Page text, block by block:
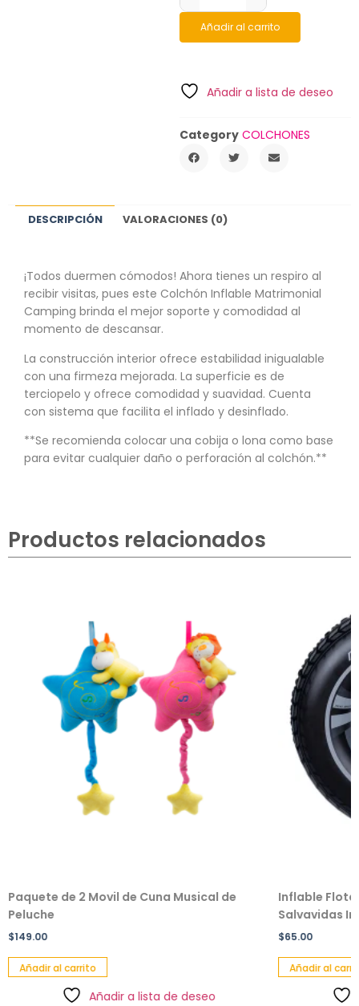
Añadir al carrito
Añadir a lista de deseo
Category COLCHONES
DESCRIPCIÓN VALORACIONES (0)
¡Todos duermen cómodos! Ahora tienes un respiro al
recibir visitas, pues este Colchón Inflable Matrimonial
Camping brinda el mejor soporte y comodidad al
momento de descansar.
La construcción interior ofrece estabilidad inigualable
con una firmeza mejorada. La superficie es de
terciopelo y ofrece comodidad y suavidad. Cuenta
con sistema que facilita el inflado y desinflado.
**Se recomienda colocar una cobija o lona como base
para evitar cualquier daño o perforación al colchón.**
Productos relacionados
Paquete de 2 Movil de Cuna Musical de
Peluche
$149.00
Añadir al carrito
Añadir a lista de deseo
Inflable
Salvavidas
$65.00
Añadir al